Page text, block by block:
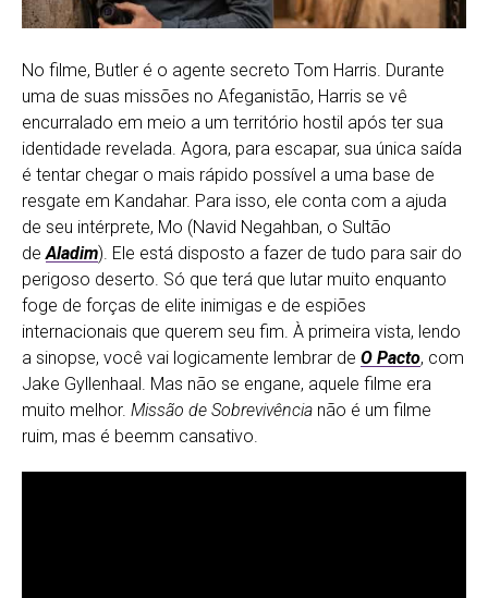
No filme, Butler é o agente secreto Tom Harris. Durante
uma de suas missões no Afeganistão, Harris se vê
encurralado em meio a um território hostil após ter sua
identidade revelada. Agora, para escapar, sua única saída
é tentar chegar o mais rápido possível a uma base de
resgate em Kandahar. Para isso, ele conta com a ajuda
de seu intérprete, Mo (Navid Negahban, o Sultão
deAladim). Ele está disposto a fazer de tudo para sair do
perigoso deserto. Só que terá que lutar muito enquanto
foge de forças de elite inimigas e de espiões
internacionais que querem seu fim. À primeira vista, lendo
a sinopse, você vai logicamente lembrar de O Pacto, com
Jake Gyllenhaal. Mas não se engane, aquele filme era
muito melhor. Missão de Sobrevivência não é um filme
ruim, mas é beemm cansativo.